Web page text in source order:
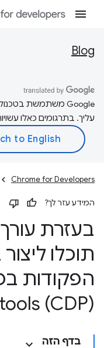
Blog
עליך. בתרגומים כאלו
Chrome for Developers
המידע עזר לך?
בעזרת
תוכלו
(CDP)
בדף הזה